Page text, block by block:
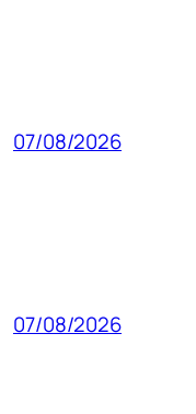
07/08/2026
07/08/2026